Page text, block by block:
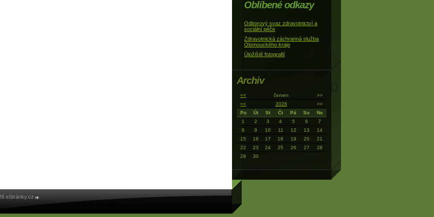
Oblíbené odkazy
Odborový svaz zdravotnictví a
sociální péče
Zdravotnická záchranná služba
Olomouckého kraje
Úložiště fotografií
Archiv
<< červen
>>
<<
2026
>>
Po
Út St Čt Pá So
Ne
1
2 3 4 5 6
7
8
9 10 11 12 13
14
15
16 17 18 19 20
21
22
23 24 25 26 27
28
29
30
eStránky.cz